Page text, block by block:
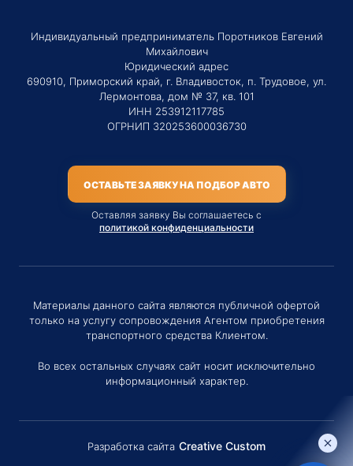
Индивидуальный предприниматель Поротников Евгений
Михайлович
Юридический адрес
690910, Приморский край, г. Владивосток, п. Трудовое, ул.
Лермонтова, дом № 37, кв. 101
ИНН 253912117785
ОГРНИП 320253600036730
ОСТАВЬТЕ ЗАЯВКУ НА ПОДБОР АВТО
Оставляя заявку Вы соглашаетесь с
политикой конфиденциальности
Материалы данного сайта являются публичной офертой
только на услугу сопровождения Агентом приобретения
транспортного средства Клиентом.
Во всех остальных случаях сайт носит исключительно
информационный характер.
Разработка сайта Creative Custom